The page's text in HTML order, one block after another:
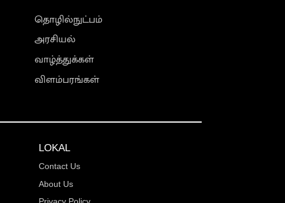
தொழில்நுட்பம்
அரசியல்
வாழ்த்துக்கள்
விளம்பரங்கள்
LOKAL
Contact Us
About Us